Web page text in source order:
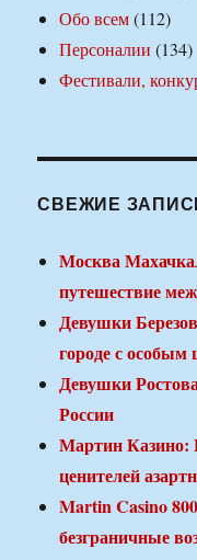
Обо всем(112)
Персоналии (134)
Фестивали,
СВЕЖИЕ
Москва
путешествие
Девушки
городе с
Девушки
России
Мартин Казино:
ценителей
Martin Casino
безграничные